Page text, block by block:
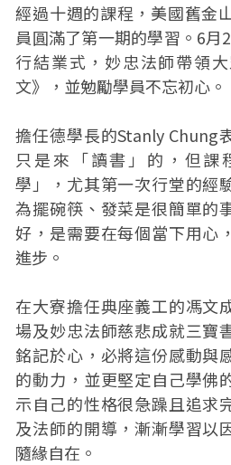
經過十週的課程，美國舊金
員圓滿了第一期的學習。6月
行結業式，妙忠法師帶領
文》，並勉勵學員不忘初心。
擔任德學長的Stanly Chung
只是來「讀書」的，但課
學」，尤其第一次行堂的經
為擺碗筷、發菜是很簡單的
好，是需要在每個當下用心
進步。
在大寮擔任典座義工的馮文
場及妙忠法師慈悲成就三寶
銘記於心，必將這份感動與
的動力，並更堅定自己學佛
示自己的性格很急躁且追求
及法師的開導，漸漸學習以
隨緣自在。